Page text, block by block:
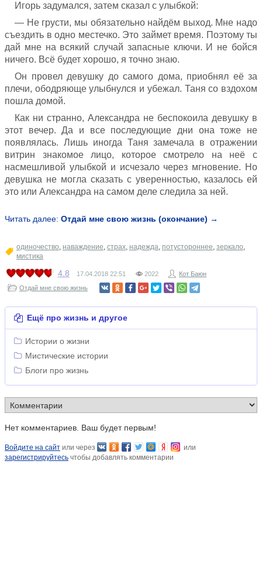
Игорь задумался, затем сказал с улыбкой:
— Не грусти, мы обязательно найдём выход. Мне надо
съездить в одно местечко. Это займет время. Поэтому ты
дай мне на всякий случай запасные ключи. И не бойся
ничего. Всё будет хорошо, я точно знаю.
Он провел девушку до самого дома, приобнял её за
плечи, ободряюще улыбнулся и убежал. Таня со вздохом
пошла домой.
Как ни странно, Александра не беспокоила девушку в
этот вечер. Да и все последующие дни она тоже не
появлялась. Лишь иногда Таня замечала в отражении
витрин знакомое лицо, которое смотрело на неё с
насмешливой улыбкой и исчезало через мгновение. Но
девушка не могла сказать с уверенностью, казалось ей
это или Александра на самом деле следила за ней.
Читать далее: Отдай мне свою жизнь (окончание) →
одиночество, наваждение, страх, надежда, потустороннее, зеркало,
мистика
4.8 17.04.2018 22:51 2022
Кот Баюн
Отдай мне свою жизнь
Ещё про жизнь и другое
Истории о жизни
Мистические истории
Блоги про жизнь
Нет комментариев. Ваш будет первым!
Войдите на сайт или через
или
зарегистрируйтесь чтобы добавлять комментарии